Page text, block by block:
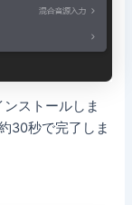
ストールしま
30秒で完了しま